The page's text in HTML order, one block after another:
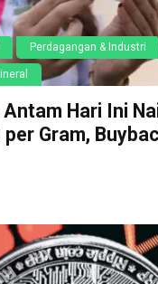
Perdagangan & Industri
Antam Hari Ini
per Gram,